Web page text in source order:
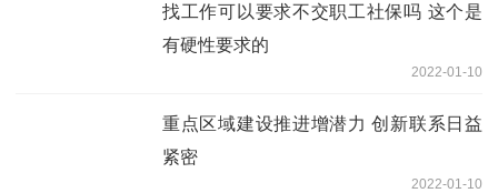
找工作可以要求不交职工社保吗 这个是
有硬性要求的
2022-01-10
重点区域建设推进增潜力 创新联系日益
紧密
2022-01-10